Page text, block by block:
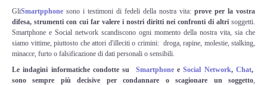
Remote Digital Forensics
Acquisizione Forense remota
Sblocco PIN Smartphone
GliSmartpphone sono i testimoni di fedeli della nostra vita: prove per la vostra
difesa, strumenti con cui far valere i nostri diritti nei confronti di altri soggetti.
Smartphone e Social network scandiscono ogni momento della nostra vita, sia che
siamo vittime, piuttosto che attori d'illeciti o crimini: droga, rapine, molestie, stalking,
minacce, furto o falsificazione di dati personali o sensibili.
Le indagini informatiche condotte su SmartphoneeSocial Network,Chat,
sono sempre più decisive per condannare o scagionare un soggetto